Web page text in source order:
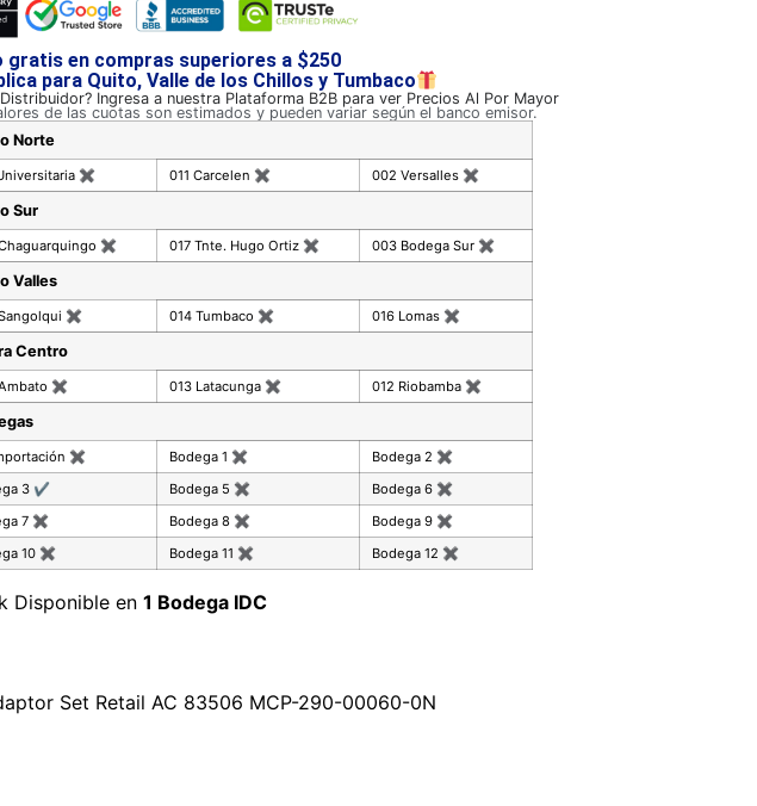
gratis en compras superiores a $250
para Quito, Valle de los Chillos y Tumbaco
Ingresa a nuestra Plataforma B2B para ver Precios Al Por Mayor
de las cuotas son estimados y pueden variar según el banco emisor.
Norte
✖ 011 Carcelen ✖ 002 Versalles ✖
Sur
✖ 017 Tnte. Hugo Ortiz ✖ 003 Bodega Sur ✖
Valles
✖ 014 Tumbaco ✖ 016 Lomas ✖
Centro
✖ 013 Latacunga ✖ 012 Riobamba ✖
✖ Bodega 1 ✖ Bodega 2 ✖
3 ✔ Bodega 5 ✖ Bodega 6 ✖
7 ✖ Bodega 8 ✖ Bodega 9 ✖
10 ✖ Bodega 11 ✖ Bodega 12 ✖
Disponible en 1 Bodega IDC
Set Retail AC 83506 MCP-290-00060-0N